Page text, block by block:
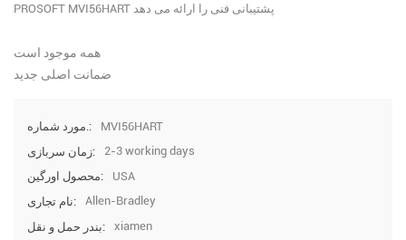
PROSOFT MVI56HART پشتیبانی فنی را ارائه می دهد
همه موجود است
ضمانت اصلی جدید
مورد شماره.:
MVI56HART
زمان سربازی:
2-3 working days
محصول اورگین:
USA
نام تجاری:
Allen-Bradley
بندر حمل و نقل:
xiamen